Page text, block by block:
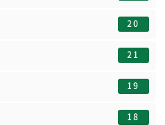
20
21
19
18